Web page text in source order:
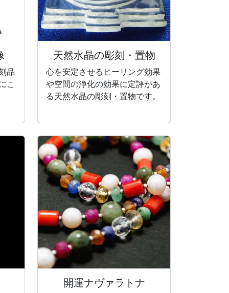
品
こ
天然水晶の彫刻・ 置物
心を安定させるヒーリング効果
や空間の浄化の効果に定評があ
る天然水晶の彫刻・置物です。
開運ナヴァラトナ